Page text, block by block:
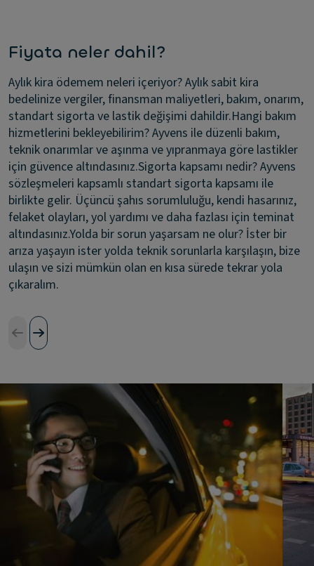
Fiyata neler dahil?
Aylık kira ödemem neleri içeriyor?Aylık sabit kira
bedelinize vergiler, finansman maliyetleri, bakım, onarım,
standart sigorta ve lastik değişimi dahildir.Hangi bakım
hizmetlerini bekleyebilirim?Ayvens ile düzenli bakım,
teknik onarımlar ve aşınma ve yıpranmaya göre lastikler
için güvence altındasınız.Sigorta kapsamı nedir?Ayvens
sözleşmeleri kapsamlı standart sigorta kapsamı ile
birlikte gelir. Üçüncü şahıs sorumluluğu, kendi hasarınız,
felaket olayları, yol yardımı ve daha fazlası için teminat
altındasınız.Yolda bir sorun yaşarsam ne olur? İster bir
arıza yaşayın ister yolda teknik sorunlarla karşılaşın, bize
ulaşın ve sizi mümkün olan en kısa sürede tekrar yola
çıkaralım.